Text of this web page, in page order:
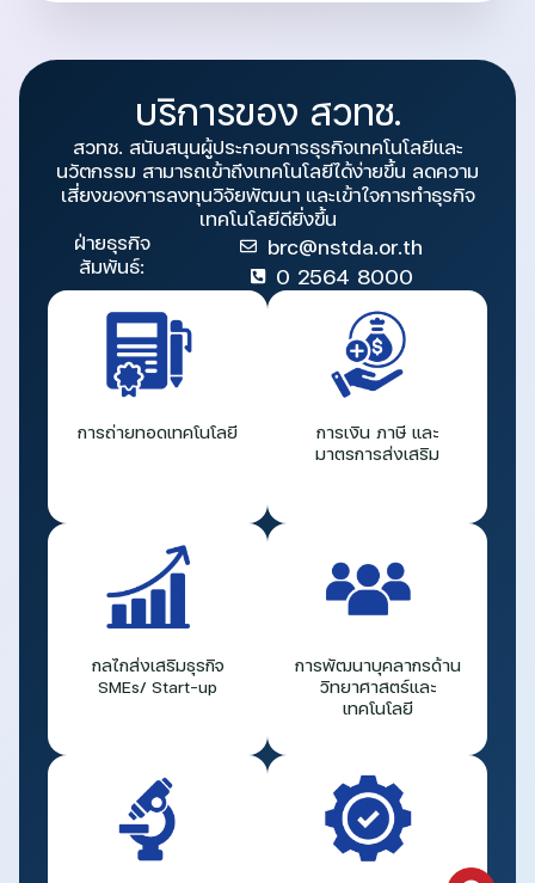
บริการของ สวทช.
สวทช. สนับสนุนผู้ประกอบการธุรกิจเทคโนโลยีและ
นวัตกรรม สามารถเข้าถึงเทคโนโลยีได้ง่ายขึ้น ลดความ
เสี่ยงของการลงทุนวิจัยพัฒนา และเข้าใจการทำธุรกิจ
เทคโนโลยีดียิ่งขึ้น
ฝ่ายธุรกิจ
สัมพันธ์:
brc@nstda.or.th
0 2564 8000
การถ่ายทอดเทคโนโลยี
การเงิน ภาษี และ
มาตรการส่งเสริม
กลไกส่งเสริมธุรกิจ
SMEs/ Start-up
การพัฒนาบุคลากรด้าน
วิทยาศาสตร์และ
เทคโนโลยี